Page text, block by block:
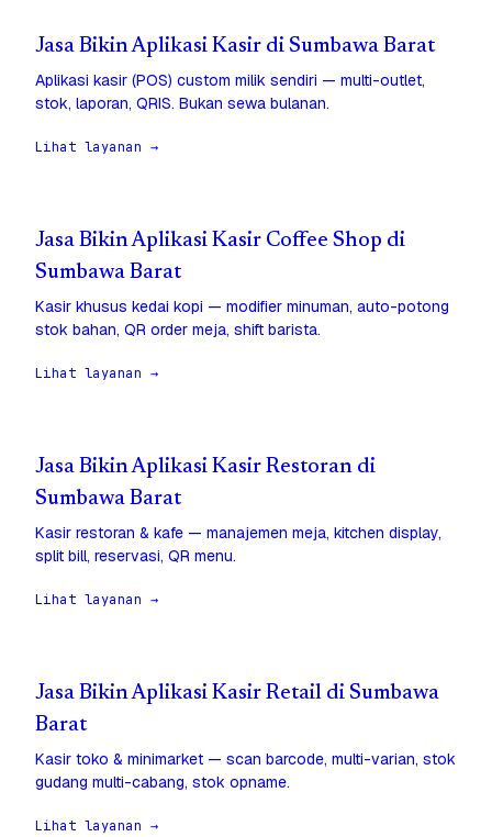
Jasa Bikin Aplikasi Kasir di Sumbawa Barat
Aplikasi kasir (POS) custom milik sendiri — multi-outlet,
stok, laporan, QRIS. Bukan sewa bulanan.
Lihat layanan →
Jasa Bikin Aplikasi Kasir Coffee Shop di
Sumbawa Barat
Kasir khusus kedai kopi — modifier minuman, auto-potong
stok bahan, QR order meja, shift barista.
Lihat layanan →
Jasa Bikin Aplikasi Kasir Restoran di
Sumbawa Barat
Kasir restoran & kafe — manajemen meja, kitchen display,
split bill, reservasi, QR menu.
Lihat layanan →
Jasa Bikin Aplikasi Kasir Retail di Sumbawa
Barat
Kasir toko & minimarket — scan barcode, multi-varian, stok
gudang multi-cabang, stok opname.
Lihat layanan →